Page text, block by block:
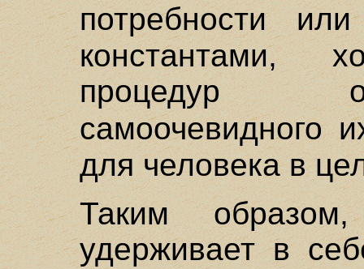
потребности
константами,
процедур
самоочевидного
для человека в
Таким
удерживает в